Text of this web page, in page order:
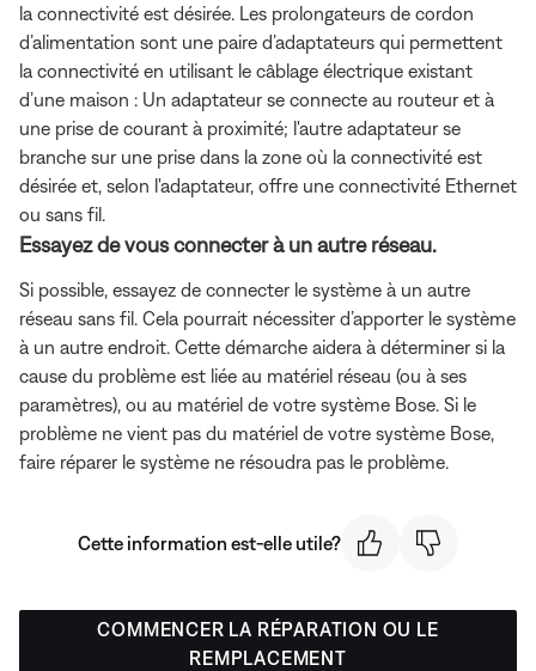
la connectivité est désirée. Les prolongateurs de cordon
d’alimentation sont une paire d’adaptateurs qui permettent
la connectivité en utilisant le câblage électrique existant
d’une maison : Un adaptateur se connecte au routeur et à
une prise de courant à proximité; l'autre adaptateur se
branche sur une prise dans la zone où la connectivité est
désirée et, selon l'adaptateur, offre une connectivité Ethernet
ou sans fil.
Essayez de vous connecter à un autre réseau.
Si possible, essayez de connecter le système à un autre
réseau sans fil. Cela pourrait nécessiter d’apporter le système
à un autre endroit. Cette démarche aidera à déterminer si la
cause du problème est liée au matériel réseau (ou à ses
paramètres), ou au matériel de votre système Bose. Si le
problème ne vient pas du matériel de votre système Bose,
faire réparer le système ne résoudra pas le problème.
Cette information est-elle utile?
COMMENCER LA RÉPARATION OU LE
REMPLACEMENT